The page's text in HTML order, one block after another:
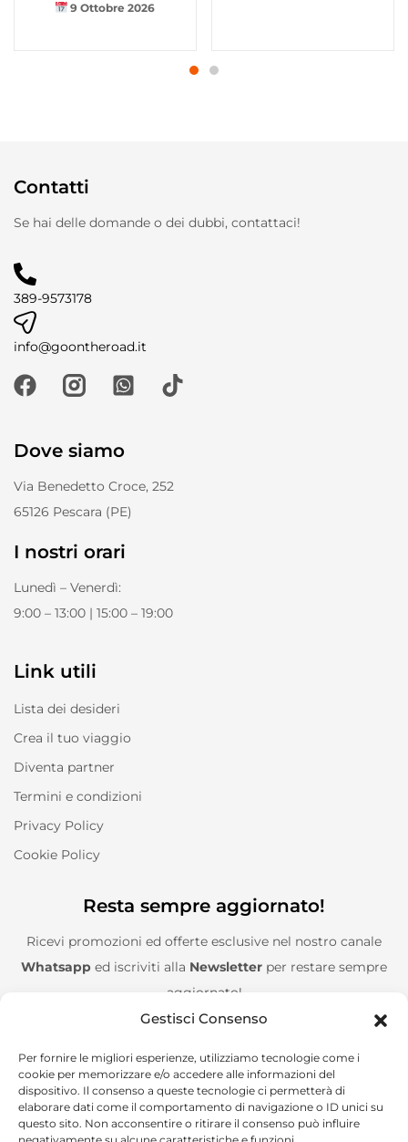
Gestisci Consenso
Per fornire le migliori esperienze, utilizziamo tecnologie come i
cookie per memorizzare e/o accedere alle informazioni del
dispositivo. Il consenso a queste tecnologie ci permetterà di
elaborare dati come il comportamento di navigazione o ID unici su
questo sito. Non acconsentire o ritirare il consenso può influire
9 Ottobre 2026
Contatti
Se hai delle domande o dei dubbi, contattaci!
389-9573178
info@goontheroad.it
Dove siamo
Via Benedetto Croce, 252
65126 Pescara (PE)
I nostri orari
Lunedì – Venerdì:
9:00 – 13:00 | 15:00 – 19:00
Link utili
Lista dei desideri
Crea il tuo viaggio
Diventa partner
Termini e condizioni
Privacy Policy
Cookie Policy
Resta sempre aggiornato!
Ricevi promozioni ed offerte esclusive nel nostro canale
Whatsapp ed iscriviti alla Newsletter per restare sempre
aggiornato!
Aggiungimi alla Newsletter!